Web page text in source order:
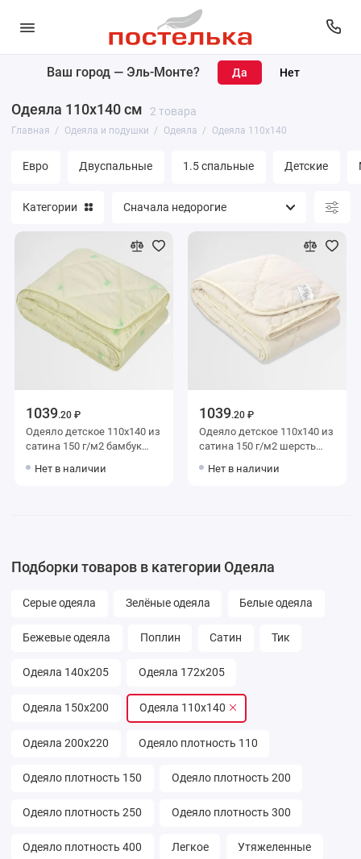
Ваш город — Эль-Монте?
Одеяла 110х140 см 2 товара
Главная Одеяла и подушки Одеяла Одеяла 110х140
Евро Двуспальные 1.5 спальные Детские
Подушки
Наматрасники
Категории
1039.20 ₽
Одеяло детское 110х140 из
сатина 150 г/м2 бамбук
Нет в наличии
1039.20 ₽
Одеяло детское 110х140 из
сатина 150 г/м2 шерсть
текстиля
Нет в наличии
Подборки товаров в категории Одеяла
Серые одеяла Зелёные одеяла Белые одеяла
Бежевые одеяла Поплин Сатин Тик
Одеяла 140х205 Одеяла 172х205
Одеяла 150х200 Одеяла 110х140
Одеяла 200х220 Одеяло плотность 110
Одеяло плотность 150 Одеяло плотность 200
Одеяло плотность 250 Одеяло плотность 300
Одеяло плотность 400 Легкое Утяжеленные